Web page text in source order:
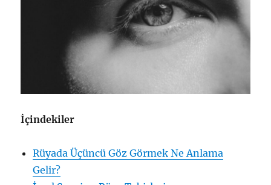
İçindekiler
Rüyada Üçüncü Göz Görmek Ne Anlama
Gelir?